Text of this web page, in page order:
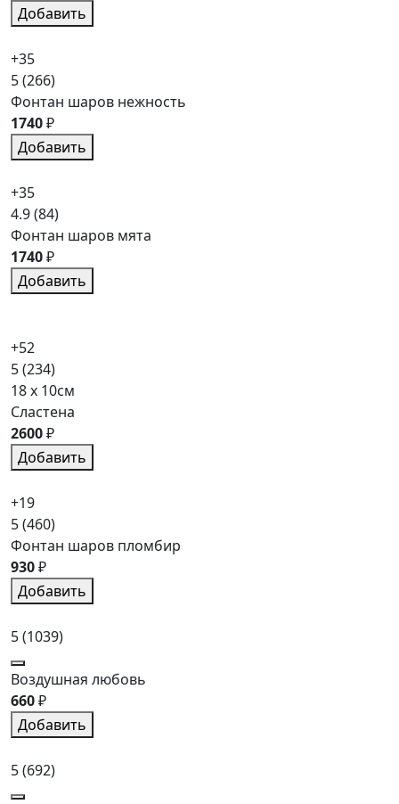
Добавить
+35
5(266)
Фонтан шаров нежность
1740₽
Добавить
+35
4.9(84)
Фонтан шаров мята
1740₽
Добавить
+52
5(234)
18 x 10см
Сластена
2600₽
Добавить
+19
5(460)
Фонтан шаров пломбир
930₽
Добавить
5(1039)
Воздушная любовь
660₽
Добавить
5(692)